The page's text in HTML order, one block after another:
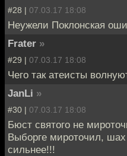
#28 | 07.03.17 18:08
Неужели Поклонская
Frater »
#29 | 07.03.17 18:08
Чего так атеисты
JanLi »
#30 | 07.03.17 18:08
Бюст святого не
Выборге мироточил,
сильнее!!!